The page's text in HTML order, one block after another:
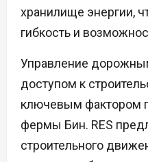
хранилище энергии,
гибкость и
Управление
доступом к
ключевым фактором
фермы Бин. RES
строительного